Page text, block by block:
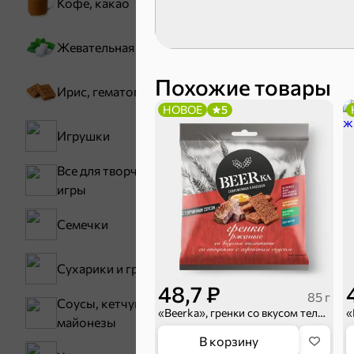
Похожие товары
48,7 ₽ 85 г
«Beerka», гренки со вкусом телятины и горчичным соусом Calve, 85 г
НОВОЕ 5
В корзину
Жевательная резинка
Ирис, гематоген
Игрушки
Все для творчества,
игры
Семечки
Сухарики и гренки
Соусы, кетчупы,
майонезы
Снеки и
Бакалея